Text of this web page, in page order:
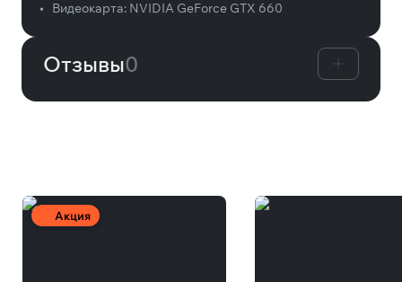
•
Видеокарта: NVIDIA GeForce GTX 660
Отзывы0
Акция